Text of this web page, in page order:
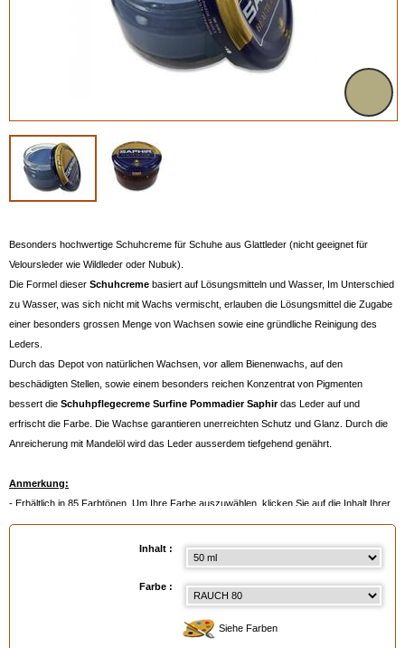
Besonders hochwertige Schuhcreme für Schuhe aus Glattleder (nicht geeignet für
Veloursleder wie Wildleder oder Nubuk).
Die Formel dieser Schuhcreme basiert auf Lösungsmitteln und Wasser, Im Unterschied
zu Wasser, was sich nicht mit Wachs vermischt, erlauben die Lösungsmittel die Zugabe
einer besonders grossen Menge von Wachsen sowie eine gründliche Reinigung des
Leders.
Durch das Depot von natürlichen Wachsen, vor allem Bienenwachs, auf den
beschädigten Stellen, sowie einem besonders reichen Konzentrat von Pigmenten
bessert die Schuhpflegecreme Surfine Pommadier Saphirdas Leder auf und
erfrischt die Farbe. Die Wachse garantieren unerreichten Schutz und Glanz. Durch die
Anreicherung mit Mandelöl wird das Leder ausserdem tiefgehend genährt.
Anmerkung:
- Erhältlich in 85 Farbtönen. Um Ihre Farbe auszuwählen, klicken Sie auf die Inhalt Ihrer
Wahl und dann auf die Farbpalette
ein Farbmuster bestellen
: 50 ml, 500 ml, 500 ml auf Bestellung
Inhalt :
Farbe :
Siehe Farben